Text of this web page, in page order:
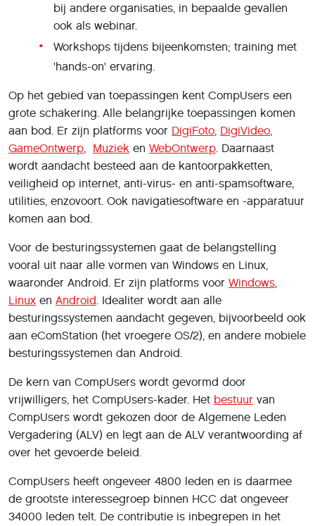
bij andere organisaties, in bepaalde gevallen
ook als webinar.
Workshops tijdens bijeenkomsten; training met
'hands-on' ervaring.
Op het gebied van toepassingen kent CompUsers een
grote schakering. Alle belangrijke toepassingen komen
aan bod. Er zijn platforms voor DigiFoto, DigiVideo,
GameOntwerp, Muziek en WebOntwerp. Daarnaast
wordt aandacht besteed aan de kantoorpakketten,
veiligheid op internet, anti-virus- en anti-spamsoftware,
utilities, enzovoort. Ook navigatiesoftware en -apparatuur
komen aan bod.
Voor de besturingssystemen gaat de belangstelling
vooral uit naar alle vormen van Windows en Linux,
waaronder Android. Er zijn platforms voor Windows,
Linux en Android. Idealiter wordt aan alle
besturingssystemen aandacht gegeven, bijvoorbeeld ook
aan eComStation (het vroegere OS/2), en andere mobiele
besturingssystemen dan Android.
De kern van CompUsers wordt gevormd door
vrijwilligers, het CompUsers-kader. Het bestuur van
CompUsers wordt gekozen door de Algemene Leden
Vergadering (ALV) en legt aan de ALV verantwoording af
over het gevoerde beleid.
CompUsers heeft ongeveer 4800 leden en is daarmee
de grootste interessegroep binnen HCC dat ongeveer
34000 leden telt. De contributie is inbegrepen in het